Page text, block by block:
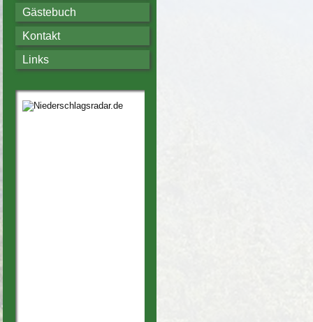
Gästebuch
Kontakt
Links